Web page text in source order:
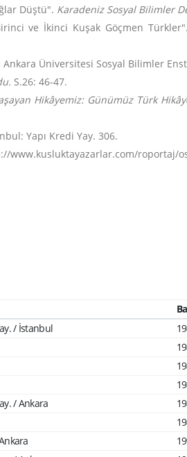
Düştü". Karadeniz Sosyal Bilimler
ve İkinci Kuşak Göçmen Türkler".
Ankara Üniversitesi Sosyal Bilimler
S.26: 46-47.
Hikâyemiz: Günümüz Türk
Yapı Kredi Yay. 306.
www.kusluktayazarlar.com/roportaj/
/ İstanbul
/ Ankara